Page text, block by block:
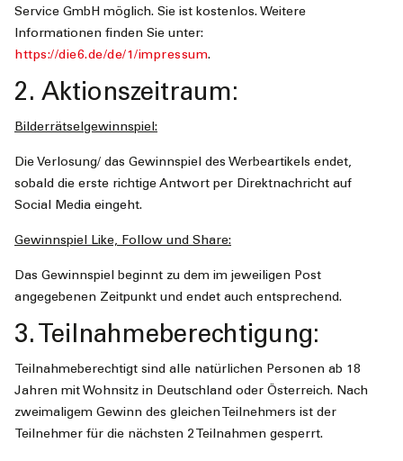
Service GmbH möglich. Sie ist kostenlos. Weitere
Informationen finden Sie unter:
https://die6.de/de/1/impressum.
2. Aktionszeitraum:
Bilderrätselgewinnspiel:
Die Verlosung/ das Gewinnspiel des Werbeartikels endet,
sobald die erste richtige Antwort per Direktnachricht auf
Social Media eingeht.
Gewinnspiel Like, Follow und Share:
Das Gewinnspiel beginnt zu dem im jeweiligen Post
angegebenen Zeitpunkt und endet auch entsprechend.
3. Teilnahmeberechtigung:
Teilnahmeberechtigt sind alle natürlichen Personen ab 18
Jahren mit Wohnsitz in Deutschland oder Österreich. Nach
zweimaligem Gewinn des gleichen Teilnehmers ist der
Teilnehmer für die nächsten 2 Teilnahmen gesperrt.